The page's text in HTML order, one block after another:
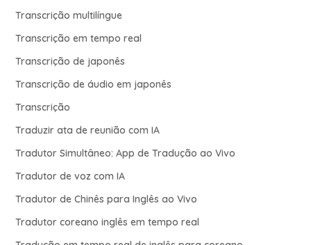
Transcrição multilíngue
Transcrição em tempo real
Transcrição de japonês
Transcrição de áudio em japonês
Transcrição
Traduzir ata de reunião com IA
Tradutor Simultâneo: App de Tradução ao Vivo
Tradutor de voz com IA
Tradutor de Chinês para Inglês ao Vivo
Tradutor coreano inglês em tempo real